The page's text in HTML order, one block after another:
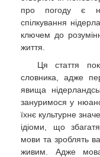
про погоду є
спілкування
ключем до
життя.
Ця стаття
словника, адже
явища
зануримося у
їхнє культурне
ідіоми, що
мови та зроблять
живим. Адже